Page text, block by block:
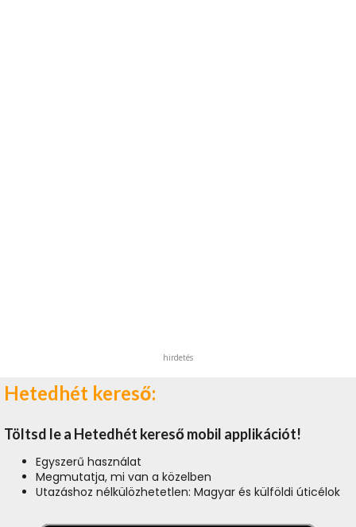
hirdetés
Hetedhét kereső:
Töltsd le a Hetedhét kereső mobil applikációt!
Egyszerű használat
Megmutatja, mi van a közelben
Utazáshoz nélkülözhetetlen: Magyar és külföldi úticélok